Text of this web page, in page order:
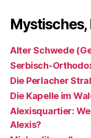
Mystisches,
Alter Schwede
Serbisch-
Die Perlacher
Die Kapelle im
Alexisquartier:
Alexis?